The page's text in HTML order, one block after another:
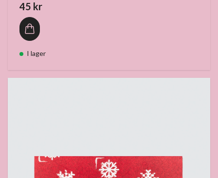
45 kr
I lager